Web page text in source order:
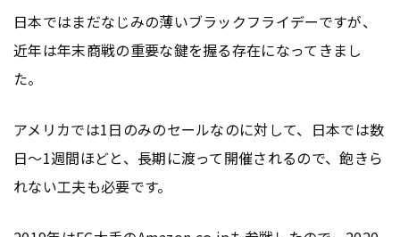
日本ではまだなじみの薄いブラックフライデーですが、
近年は年末商戦の重要な鍵を握る存在になってきまし
た。
アメリカでは1日のみのセールなのに対して、日本では数
日〜1週間ほどと、長期に渡って開催されるので、飽きら
れない工夫も必要です。